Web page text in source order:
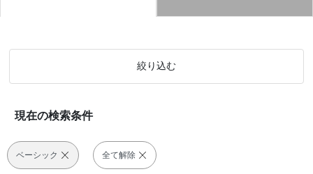
絞り込む
現在の検索条件
ベーシック 全て解除